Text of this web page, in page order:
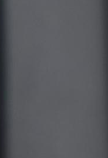
курса